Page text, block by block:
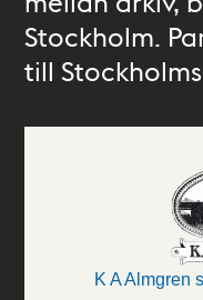
Stockholm.
till
K A Almgren